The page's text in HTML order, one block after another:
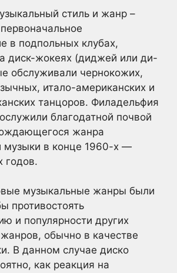
стиль и жанр –
в подпольных клубах,
диск-жокеях (диджей или ди-
обслуживали чернокожих,
итало-американских и
танцоров. Филадельфия
благодатной почвой
жанра
музыки в конце 1960-х —
годов.
музыкальные жанры были
противостоять
и популярности других
обычно в качестве
В данном случае диско
как реакция на